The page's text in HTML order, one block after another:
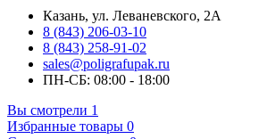
Казань, ул. Леваневского, 2А
8 (843) 206-03-10
8 (843) 258-91-02
sales@poligrafupak.ru
ПН-СБ: 08:00 - 18:00
Вы смотрели 1
Избранные товары 0